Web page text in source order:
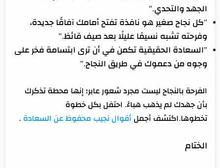
الجهد والتحدي."
"كل نجاح صغير هو نافذة تفتح أمامك آفاقًا جديدة،
وفرحته تشبه نسيمًا عليلًا بعد صيف قائظ."
"السعادة الحقيقية تكمن في أن ترى ابتسامة فخر على
وجوه من دعموك في طريق النجاح."
الفرحة بالنجاح ليست مجرد شعور عابر؛ إنها محطة تذكرك
بأن جهدك لم يذهب هباءً. احتفل بكل خطوة
تخطوها.اكتشف أجمل أقوال نجيب محفوظ عن السعادة .
الختام